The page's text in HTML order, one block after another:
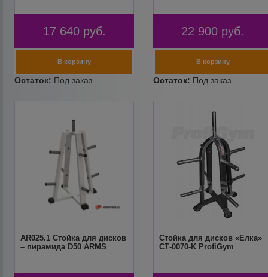
17 640 руб. 22 900 руб.
AR025.1 Стойка для дисков
– пирамида D50 ARMS
Стойка для дисков «Елка»
СТ-0070-K ProfiGym